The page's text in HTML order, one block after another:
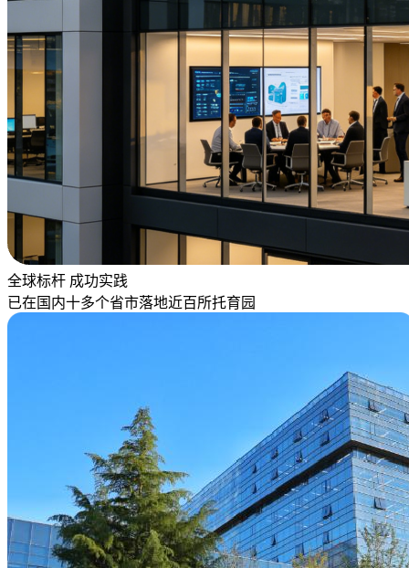
全球标杆 成功实践
已在国内十多个省市落地近百所托育园